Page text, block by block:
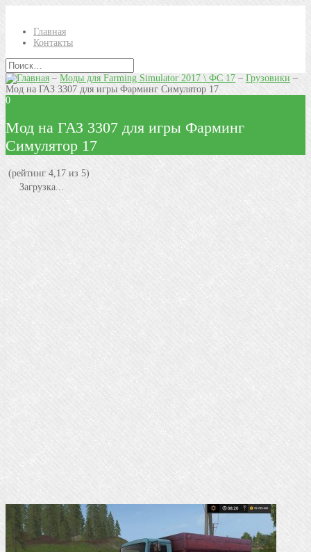
Главная
Контакты
–Моды для Farming Simulator 2017 \ ФС 17– Грузовики –
Mод на ГАЗ 3307 для игры Фарминг Симулятор 17
0
Mод на ГАЗ 3307 для игры Фарминг
Симулятор 17
(рейтинг 4,17 из 5)
Загрузка...